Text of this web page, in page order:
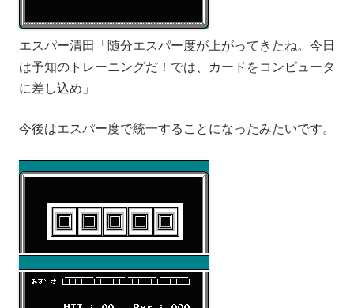
エスパー清田「随分エスパー度が上がってきたね。今日
は予知のトレーニングだ！では、カードをコンピュータ
に差し込め」
今後はエスパー度で統一することになったみたいです。